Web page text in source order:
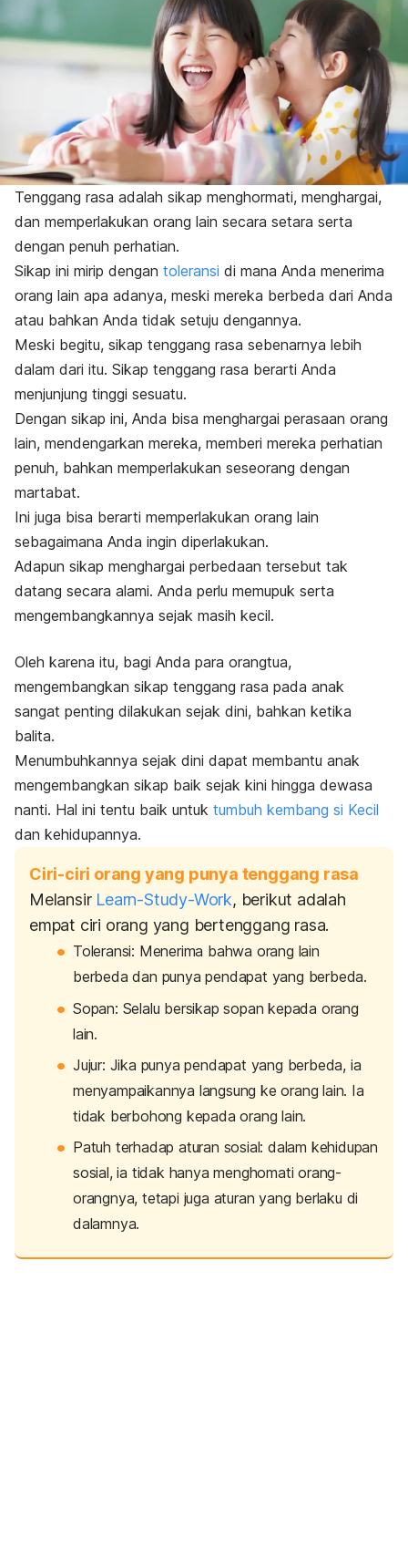
Tenggang rasa adalah sikap menghormati, menghargai,
dan memperlakukan orang lain secara setara serta
dengan penuh perhatian.
Sikap ini mirip dengan toleransi di mana Anda menerima
orang lain apa adanya, meski mereka berbeda dari Anda
atau bahkan Anda tidak setuju dengannya.
Meski begitu, sikap tenggang rasa sebenarnya lebih
dalam dari itu. Sikap tenggang rasa berarti Anda
menjunjung tinggi sesuatu.
Dengan sikap ini, Anda bisa menghargai perasaan orang
lain, mendengarkan mereka, memberi mereka perhatian
penuh, bahkan memperlakukan seseorang dengan
martabat.
Ini juga bisa berarti memperlakukan orang lain
sebagaimana Anda ingin diperlakukan.
Adapun sikap menghargai perbedaan tersebut tak
datang secara alami. Anda perlu memupuk serta
mengembangkannya sejak masih kecil.
Oleh karena itu, bagi Anda para orangtua,
mengembangkan sikap tenggang rasa pada anak
sangat penting dilakukan sejak dini, bahkan ketika
balita.
Menumbuhkannya sejak dini dapat membantu anak
mengembangkan sikap baik sejak kini hingga dewasa
nanti. Hal ini tentu baik untuk tumbuh kembang si Kecil
dan kehidupannya.
Ciri-ciri orang yang punya tenggang rasa
Melansir Learn-Study-Work, berikut adalah
empat ciri orang yang bertenggang rasa.
Toleransi: Menerima bahwa orang lain
berbeda dan punya pendapat yang berbeda.
Sopan: Selalu bersikap sopan kepada orang
lain.
Jujur: Jika punya pendapat yang berbeda, ia
menyampaikannya langsung ke orang lain. Ia
tidak berbohong kepada orang lain.
Patuh terhadap aturan sosial: dalam kehidupan
sosial, ia tidak hanya menghomati orang-
orangnya, tetapi juga aturan yang berlaku di
dalamnya.